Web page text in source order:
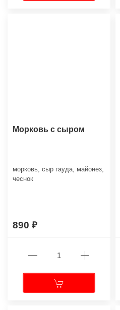
Морковь с сыром
морковь, сыр гауда, майонез,
чеснок
890